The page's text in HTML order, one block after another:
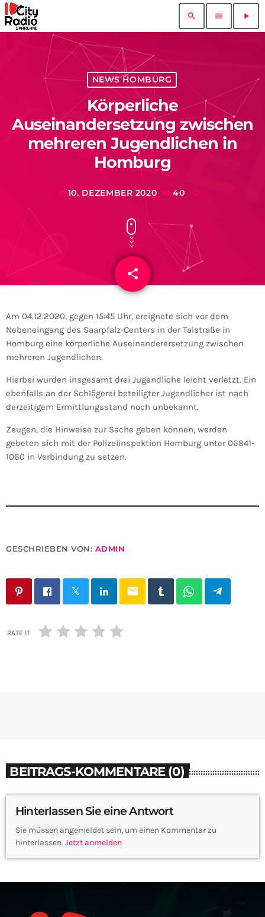
search menu play_arrow
NEWS HOMBURG
Körperliche
Auseinandersetzung zwischen
mehreren Jugendlichen in
Homburg
today 10. DEZEMBER 2020 40
share
email
Am 04.12.2020, gegen 15:45 Uhr, ereignete sich vor dem
Nebeneingang des Saarpfalz-Centers in der Talstraße in
Homburg eine körperliche Auseinanderersetzung zwischen
mehreren Jugendlichen.
Hierbei wurden insgesamt drei Jugendliche leicht verletzt. Ein
ebenfalls an der Schlägerei beteiligter Jugendlicher ist nach
derzeitigem Ermittlungsstand noch unbekannt.
Zeugen, die Hinweise zur Sache geben können, werden
gebeten sich mit der Polizeiinspektion Homburg unter 06841-
1060 in Verbindung zu setzen.
GESCHRIEBEN VON: ADMIN
email
RATE IT
BEITRAGS-KOMMENTARE (0)
Hinterlassen Sie eine Antwort
Sie müssen angemeldet sein, um einen Kommentar zu
hinterlassen. Jetzt anmelden